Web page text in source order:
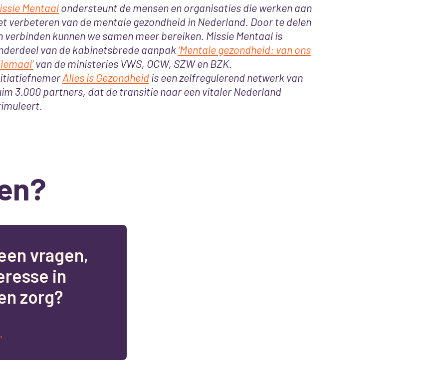
Mentaalondersteunt de mensen en organisaties die werken aan
verbeteren van de mentale gezondheid in Nederland. Door te delen
verbinden kunnen we samen meer bereiken. Missie Mentaal is
van de kabinetsbrede aanpak‘Mentale gezondheid: van ons
van de ministeries VWS, OCW, SZW en BZK.
Alles is Gezondheidis een zelfregulerend netwerk van
3.000 partners, dat de transitie naar een vitaler Nederland
en vragen,
resse in
n zorg?